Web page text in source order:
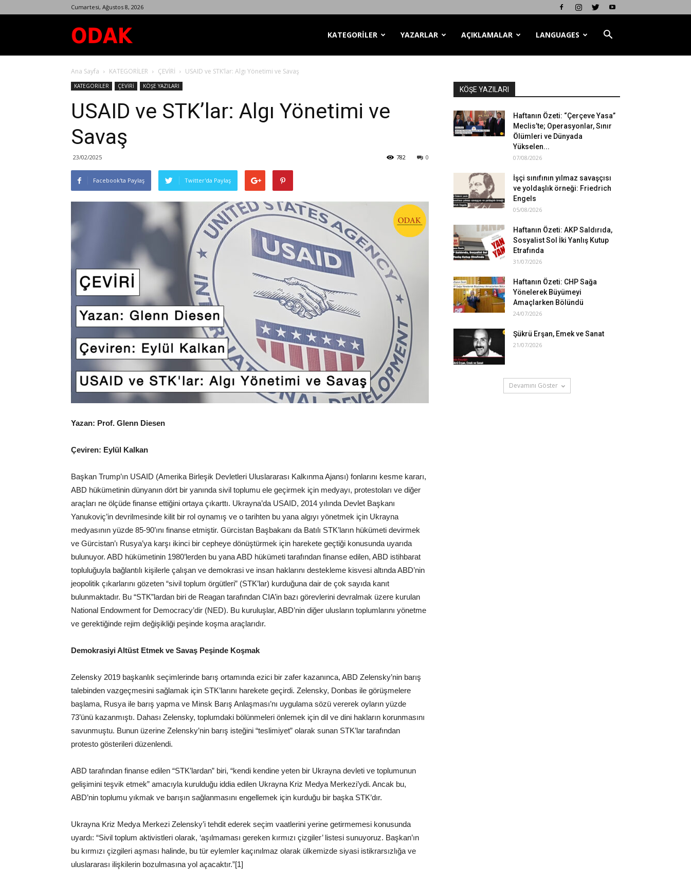
Cumartesi, Ağustos 8, 2026
Dergisi
KATEGORİLER YAZARLAR AÇIKLAMALAR LANGUAGES
Ana Sayfa KATEGORİLER ÇEVİRİ USAID ve STK’lar: Algı Yönetimi ve Savaş
KATEGORİLER ÇEVİRİ KÖŞE YAZILARI
USAID ve STK’lar: Algı Yönetimi ve
Savaş
23/02/2025 0
782
Facebook'ta Paylaş Twitter'da Paylaş
Yazan: Prof. Glenn Diesen
Çeviren: Eylül Kalkan
Başkan Trump’ın USAID (Amerika Birleşik Devletleri Uluslararası Kalkınma Ajansı) fonlarını kesme kararı,
ABD hükümetinin dünyanın dört bir yanında sivil toplumu ele geçirmek için medyayı, protestoları ve diğer
araçları ne ölçüde finanse ettiğini ortaya çıkarttı. Ukrayna’da USAID, 2014 yılında Devlet Başkanı
Yanukoviç’in devrilmesinde kilit bir rol oynamış ve o tarihten bu yana algıyı yönetmek için Ukrayna
medyasının yüzde 85-90’ını finanse etmiştir. Gürcistan Başbakanı da Batılı STK’ların hükümeti devirmek
ve Gürcistan’ı Rusya’ya karşı ikinci bir cepheye dönüştürmek için harekete geçtiği konusunda uyarıda
bulunuyor. ABD hükümetinin 1980’lerden bu yana ABD hükümeti tarafından finanse edilen, ABD istihbarat
topluluğuyla bağlantılı kişilerle çalışan ve demokrasi ve insan haklarını destekleme kisvesi altında ABD’nin
jeopolitik çıkarlarını gözeten “sivil toplum örgütleri” (STK’lar) kurduğuna dair de çok sayıda kanıt
bulunmaktadır. Bu “STK”lardan biri de Reagan tarafından CIA’in bazı görevlerini devralmak üzere kurulan
National Endowment for Democracy’dir (NED). Bu kuruluşlar, ABD’nin diğer ulusların toplumlarını yönetme
ve gerektiğinde rejim değişikliği peşinde koşma araçlarıdır.
Demokrasiyi Altüst Etmek ve Savaş Peşinde Koşmak
Zelensky 2019 başkanlık seçimlerinde barış ortamında ezici bir zafer kazanınca, ABD Zelensky’nin barış
talebinden vazgeçmesini sağlamak için STK’larını harekete geçirdi. Zelensky, Donbas ile görüşmelere
başlama, Rusya ile barış yapma ve Minsk Barış Anlaşması’nı uygulama sözü vererek oyların yüzde
73’ünü kazanmıştı. Dahası Zelensky, toplumdaki bölünmeleri önlemek için dil ve dini hakların korunmasını
savunmuştu. Bunun üzerine Zelensky’nin barış isteğini “teslimiyet” olarak sunan STK’lar tarafından
protesto gösterileri düzenlendi.
ABD tarafından finanse edilen “STK’lardan” biri, “kendi kendine yeten bir Ukrayna devleti ve toplumunun
gelişimini teşvik etmek” amacıyla kurulduğu iddia edilen Ukrayna Kriz Medya Merkezi’ydi. Ancak bu,
ABD’nin toplumu yıkmak ve barışın sağlanmasını engellemek için kurduğu bir başka STK’dır.
Ukrayna Kriz Medya Merkezi Zelensky’i tehdit ederek seçim vaatlerini yerine getirmemesi konusunda
uyardı: “Sivil toplum aktivistleri olarak, ‘aşılmaması gereken kırmızı çizgiler’ listesi sunuyoruz. Başkan’ın
bu kırmızı çizgileri aşması halinde, bu tür eylemler kaçınılmaz olarak ülkemizde siyasi istikrarsızlığa ve
uluslararası ilişkilerin bozulmasına yol açacaktır.”[1]
KÖŞE YAZILARI
Haftanın Özeti: “Çerçeve Yasa”
Meclis’te; Operasyonlar, Sınır
Ölümleri ve Dünyada
Yükselen...
07/08/2026
İşçi sınıfının yılmaz savaşçısı
ve yoldaşlık örneği: Friedrich
Engels
05/08/2026
Haftanın Özeti: AKP Saldırıda,
Sosyalist Sol İki Yanlış Kutup
Etrafında
31/07/2026
Haftanın Özeti: CHP Sağa
Yönelerek Büyümeyi
Amaçlarken Bölündü
24/07/2026
Şükrü Erşan, Emek ve Sanat
21/07/2026
Devamını Göster